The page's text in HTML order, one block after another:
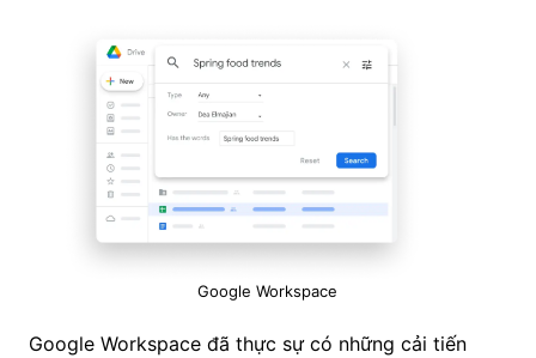
Google Workspace
Google Workspace đã thực sự có những cải tiến